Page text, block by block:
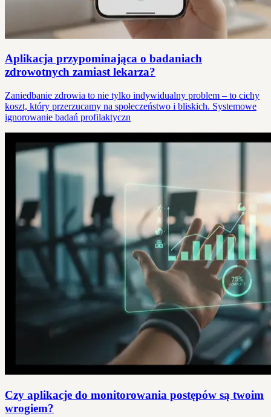
Aplikacja przypominająca o badaniach
zdrowotnych zamiast lekarza?
Zaniedbanie zdrowia to nie tylko indywidualny problem – to cichy
koszt, który przerzucamy na społeczeństwo i bliskich. Systemowe
ignorowanie badań profilaktyczn
Czy aplikacje do monitorowania postępów są twoim
wrogiem?